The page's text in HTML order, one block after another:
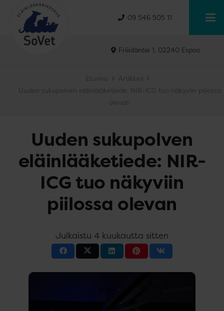
09 546 505 11
Friisiläntie 1, 02240 Espoo
Etusivu
Artikkeli
Uuden sukupolven eläinlääketiede: NIR-ICG tuo näkyviin piilossa
olevan
Uuden sukupolven
eläinlääketiede: NIR-
ICG tuo näkyviin
piilossa olevan
Julkaistu 4 kuukautta sitten